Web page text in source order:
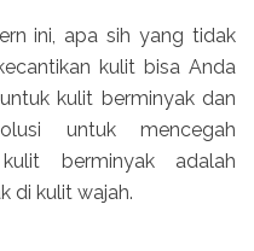
ini, apa sih yang tidak
kulit bisa Anda
kulit berminyak dan
untuk mencegah
berminyak adalah
di kulit wajah.